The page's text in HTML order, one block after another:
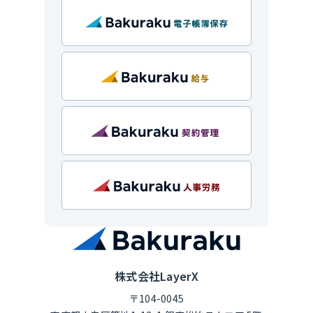
株式会社LayerX
〒104-0045